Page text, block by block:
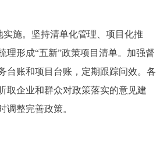
施。坚持清单化管理、项目化推
理形成“五新”政策项目清单。加强督
台账和项目台账，定期跟踪问效。各
取企业和群众对政策落实的意见建
调整完善政策。